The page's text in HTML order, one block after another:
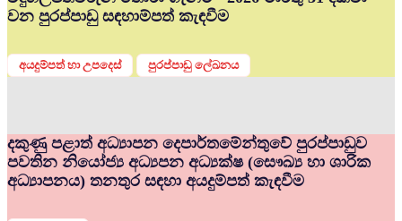
වන පුරප්පාඩු සඳහාම්පත් කැඳවීම
අයදුම්පත් හා උපදෙස් පුරප්පාඩු ලේඛනය
දකුණු පළාත් අධ්‍යාපන දෙපාර්තමේන්තුවේ පුරප්පාඩුව
පවතින නියෝජ්‍ය අධ්‍යපන අධ්‍යක්ෂ (සෞඛ්‍ය හා ශාරික
අධ්‍යාපනය) තනතුර සඳහා අයදුම්පත් කැඳවීම